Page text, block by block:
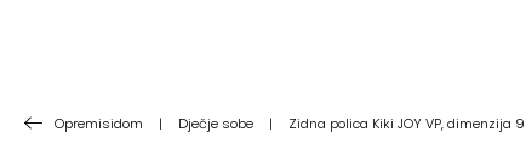
Opremisidom | Dječje sobe | Zidna polica Kiki JOY VP, dimenzija